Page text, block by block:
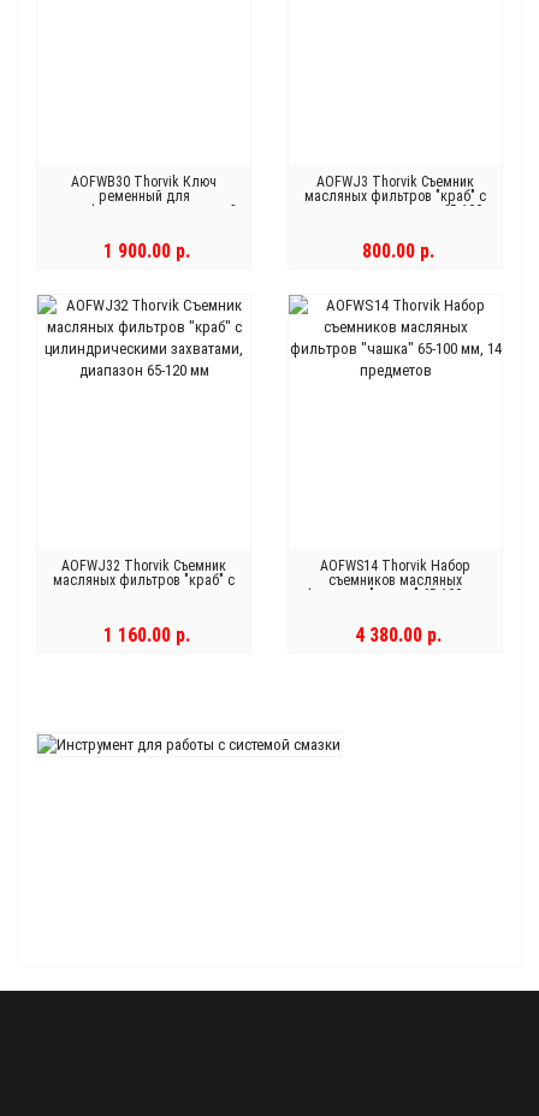
AOFWB30 Thorvik Ключ
ременный для
непрофилированных деталей
мм
1 900.00 р.
AOFWJ3 Thorvik Съемник
масляных фильтров "краб" с
плоскими захватами 65-100
800.00 р.
AOFWJ32 Thorvik Съемник
масляных фильтров "краб" с
1 160.00 р.
AOFWS14 Thorvik Набор
съемников масляных
фильтров "чашка" 65-100 мм,
4 380.00 р.